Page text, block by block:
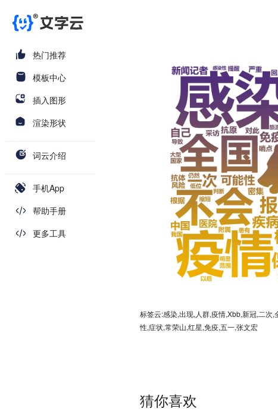
热门推荐
模板中心
插入图形
渲染形状
词云介绍
手机App
帮助手册
更多工具
标签云:感染,出现,人群,疫情,Xbb,新冠,二次
性,症状,常荣山,红星,免疫,五一,张文宏
猜你喜欢